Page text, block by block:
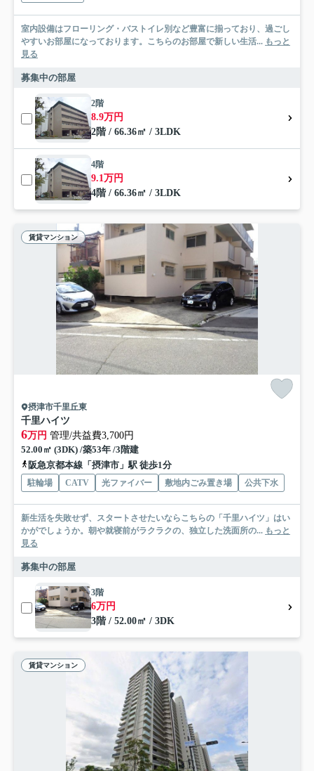
室内設備はフローリング・バストイレ別など豊富に揃っており、過ごし
やすいお部屋になっております。こちらのお部屋で新しい生活... もっと
見る
募集中の部屋
2階
8.9万円
2階 / 66.36㎡ / 3LDK
4階
9.1万円
4階 / 66.36㎡ / 3LDK
賃貸マンション
摂津市千里丘東
千里ハイツ
6万円 管理/共益費3,700円
52.00㎡ (3DK) /築53年 /3階建
阪急京都本線「摂津市」駅 徒歩1分
駐輪場 CATV 光ファイバー 敷地内ごみ置き場 公共下水
新生活を失敗せず、スタートさせたいならこちらの「千里ハイツ」はい
かがでしょうか。朝や就寝前がラクラクの、独立した洗面所の... もっと
見る
募集中の部屋
3階
6万円
3階 / 52.00㎡ / 3DK
賃貸マンション